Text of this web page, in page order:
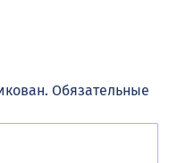
Обязательные